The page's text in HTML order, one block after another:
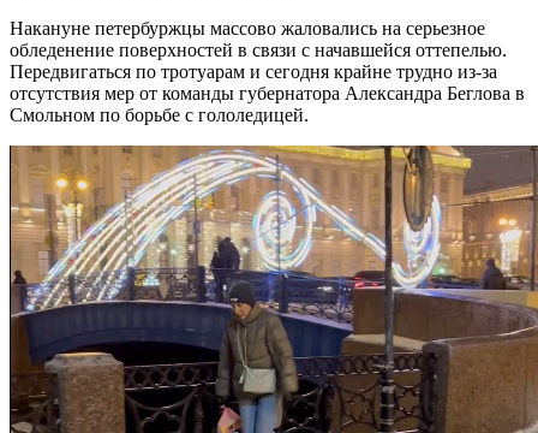
Накануне петербуржцы массово жаловались на серьезное
обледенение поверхностей в связи с начавшейся оттепелью.
Передвигаться по тротуарам и сегодня крайне трудно из-за
отсутствия мер от команды губернатора Александра Беглова в
Смольном по борьбе с гололедицей.